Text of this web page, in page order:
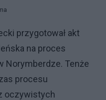
przygotował akt
na proces
Norymberdze. Tenże
procesu
oczywistych